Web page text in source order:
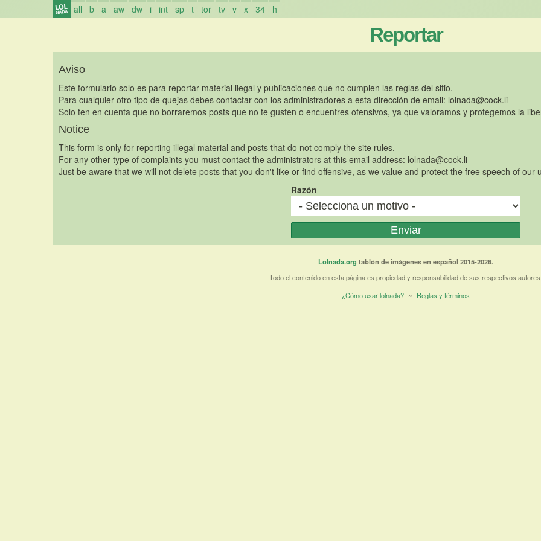
all b a aw dw i int sp t tor tv v x 34 h
Reportar
Aviso
Este formulario solo es para reportar material ilegal y publicaciones que no cumplen las reglas del sitio.
Para cualquier otro tipo de quejas debes contactar con los administradores a esta dirección de email: lolnada@cock.li
Solo ten en cuenta que no borraremos posts que no te gusten o encuentres ofensivos, ya que valoramos y protegemos la
Notice
This form is only for reporting illegal material and posts that do not comply the site rules.
For any other type of complaints you must contact the administrators at this email address: lolnada@cock.li
Just be aware that we will not delete posts that you don't like or find offensive, as we value and protect the free speech of our
Razón
Lolnada.org tablón de imágenes en español 2015-2026.
Todo el contenido en esta página es propiedad y responsabilidad de sus respectivos
¿Cómo usar lolnada? ~ Reglas y términos